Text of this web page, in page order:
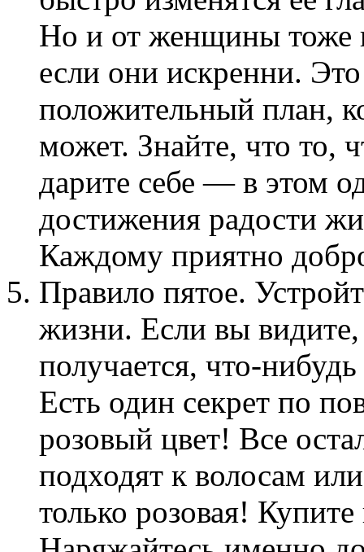
Но и от женщины тоже
если они искренни.
положительный план,
может. Знайте, что то,
дарите себе — в этом
достижения радости
Каждому приятно
Правило пятое.
жизни. Если вы
получается, что-
Есть один секрет по
розовый цвет! Все
подходят к волосам
только розовая!